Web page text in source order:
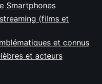
Smartphones
(films et
et connus
et acteurs